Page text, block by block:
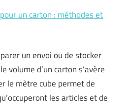
un carton : méthodes et
un envoi ou de stocker
volume d’un carton s’avère
le mètre cube permet de
les articles et de